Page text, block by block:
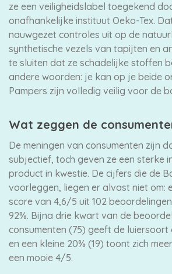
ze een veiligheidslabel toegekend
onafhankelijke instituut Oeko-Tex.
nauwgezet controles uit op de
synthetische vezels van tapijten en
te sluiten dat ze schadelijke stoffen
andere woorden: je kan op je beide
Pampers zijn volledig veilig voor de
Wat zeggen de
De meningen van consumenten zijn
subjectief, toch geven ze een sterke
product in kwestie. De cijfers die de
voorleggen, liegen er alvast niet om:
score van 4,6/5 uit 102
92%. Bijna drie kwart van de
consumenten (75) geeft de luiersoort
en een kleine 20% (19) toont zich
een mooie 4/5.